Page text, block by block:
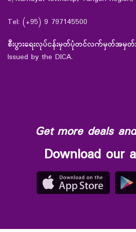
Tel: (+95) 9 797145500
စီးပွားရေးလုပ်ငန်းမှတ်ပုံတင်လက်မှတ်အမှတ်:
Issued by the DICA.
Get more deals
Download our